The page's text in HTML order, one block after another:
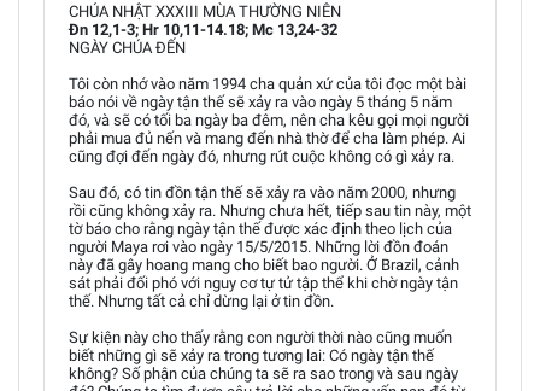
CHÚA NHẬT XXXIII MÙA THƯỜNG NIÊN
Đn 12,1-3; Hr 10,11-14.18; Mc 13,24-32
NGÀY CHÚA ĐẾN
Tôi còn nhớ vào năm 1994 cha quản xứ của tôi đọc một bài
báo nói về ngày tận thế sẽ xảy ra vào ngày 5 tháng 5 năm
đó, và sẽ có tối ba ngày ba đêm, nên cha kêu gọi mọi người
phải mua đủ nến và mang đến nhà thờ để cha làm phép. Ai
cũng đợi đến ngày đó, nhưng rút cuộc không có gì xảy ra.
Sau đó, có tin đồn tận thế sẽ xảy ra vào năm 2000, nhưng
rồi cũng không xảy ra. Nhưng chưa hết, tiếp sau tin này, một
tờ báo cho rằng ngày tận thế được xác định theo lịch của
người Maya rơi vào ngày 15/5/2015. Những lời đồn đoán
này đã gây hoang mang cho biết bao người. Ở Brazil, cảnh
sát phải đối phó với nguy cơ tự tử tập thể khi chờ ngày tận
thế. Nhưng tất cả chỉ dừng lại ở tin đồn.
Sự kiện này cho thấy rằng con người thời nào cũng muốn
biết những gì sẽ xảy ra trong tương lai: Có ngày tận thế
không? Số phận của chúng ta sẽ ra sao trong và sau ngày